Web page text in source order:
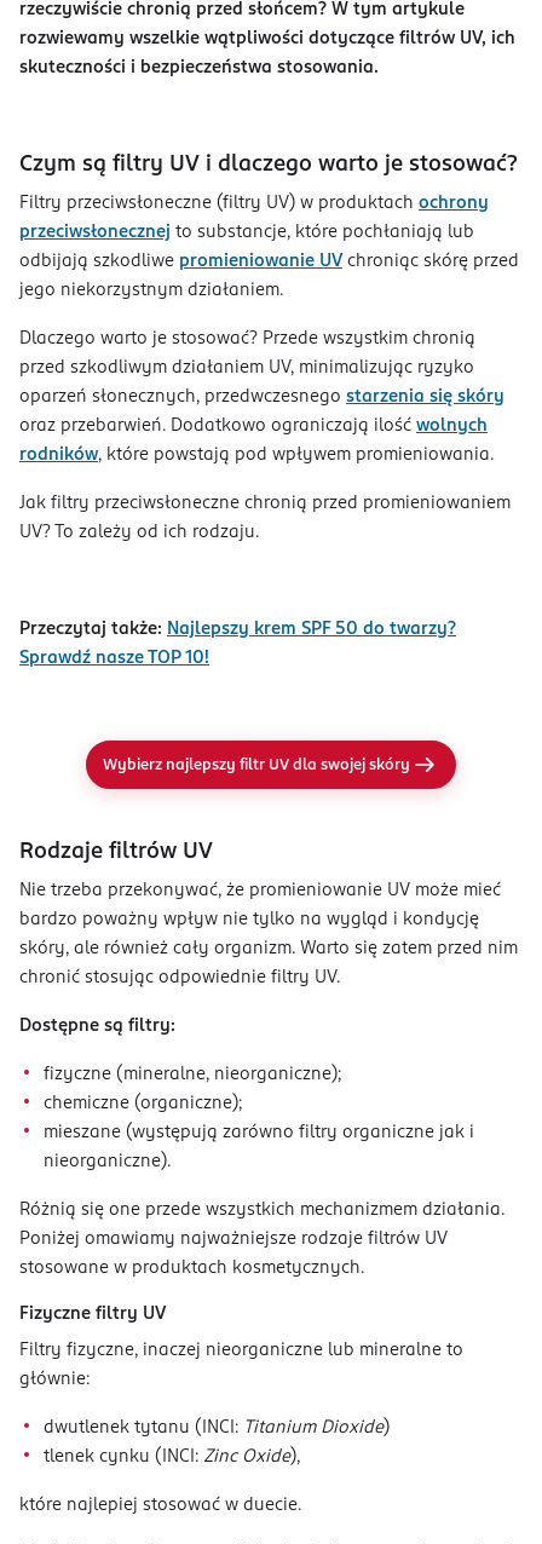
rzeczywiście chronią przed słońcem? W tym artykule
rozwiewamy wszelkie wątpliwości dotyczące filtrów UV, ich
skuteczności i bezpieczeństwa stosowania.
Czym są filtry UV i dlaczego warto je stosować?
Filtry przeciwsłoneczne (filtry UV) w produktach ochrony
przeciwsłonecznej to substancje, które pochłaniają lub
odbijają szkodliwe promieniowanie UV chroniąc skórę przed
jego niekorzystnym działaniem.
Dlaczego warto je stosować? Przede wszystkim chronią
przed szkodliwym działaniem UV, minimalizując ryzyko
oparzeń słonecznych, przedwczesnego starzenia się skóry
oraz przebarwień. Dodatkowo ograniczają ilość wolnych
rodników, które powstają pod wpływem promieniowania.
Jak filtry przeciwsłoneczne chronią przed promieniowaniem
UV? To zależy od ich rodzaju.
Przeczytaj także: Najlepszy krem SPF 50 do twarzy?
Sprawdź nasze TOP 10!
Wybierz najlepszy filtr UV dla swojej skóry
Rodzaje filtrów UV
Nie trzeba przekonywać, że promieniowanie UV może mieć
bardzo poważny wpływ nie tylko na wygląd i kondycję
skóry, ale również cały organizm. Warto się zatem przed nim
chronić stosując odpowiednie filtry UV.
Dostępne są filtry:
fizyczne (mineralne, nieorganiczne);
chemiczne (organiczne);
mieszane (występują zarówno filtry organiczne jak i
nieorganiczne).
Różnią się one przede wszystkich mechanizmem działania.
Poniżej omawiamy najważniejsze rodzaje filtrów UV
stosowane w produktach kosmetycznych.
Fizyczne filtry UV
Filtry fizyczne, inaczej nieorganiczne lub mineralne to
głównie:
dwutlenek tytanu (INCI: Titanium Dioxide)
tlenek cynku (INCI: Zinc Oxide),
które najlepiej stosować w duecie.